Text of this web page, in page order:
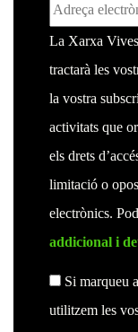
La Xarxa
tractarà les
la vostra
activitats que
els drets
limitació o
electrònics.
addicional i
Si marqueu
utilitzem les